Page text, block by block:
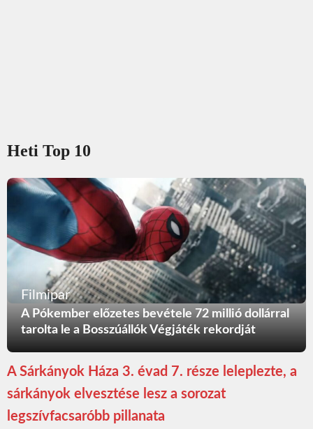
Heti Top 10
Filmipar
A Pókember előzetes bevétele 72 millió dollárral
tarolta le a Bosszúállók Végjáték rekordját
A Sárkányok Háza 3. évad 7. része leleplezte, a
sárkányok elvesztése lesz a sorozat
legszívfacsaróbb pillanata